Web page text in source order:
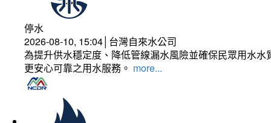
停水
2026-08-10, 15:04│台灣自來水公司
為提升供水穩定度、降低管線漏水風險並確保民眾用水
更安心可靠之用水服務。 more...